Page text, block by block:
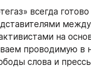
всегда
на
проводимую в
слова и